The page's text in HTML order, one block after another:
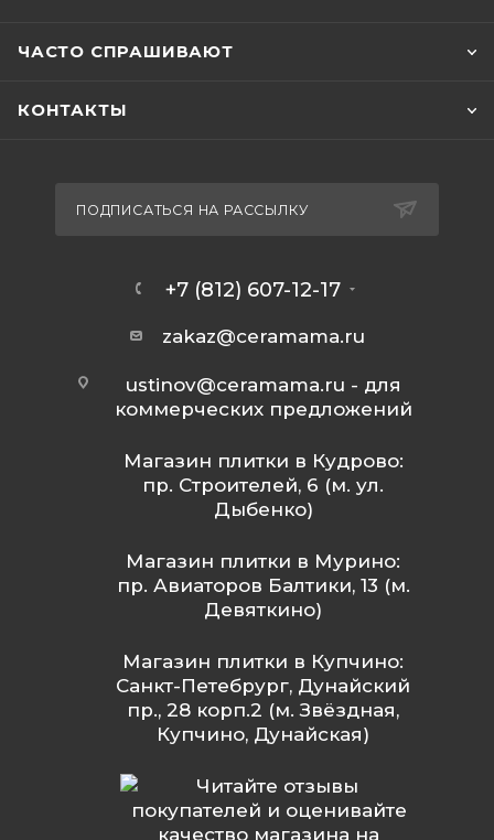
ЧАСТО СПРАШИВАЮТ
КОНТАКТЫ
ПОДПИСАТЬСЯ НА РАССЫЛКУ
+7 (812) 607-12-17
zakaz@ceramama.ru
ustinov@ceramama.ru - для
коммерческих предложений
Магазин плитки в Кудрово:
пр. Строителей, 6 (м. ул.
Дыбенко)
Магазин плитки в Мурино:
пр. Авиаторов Балтики, 13 (м.
Девяткино)
Магазин плитки в Купчино:
Санкт-Петебрург, Дунайский
пр., 28 корп.2 (м. Звёздная,
Купчино, Дунайская)